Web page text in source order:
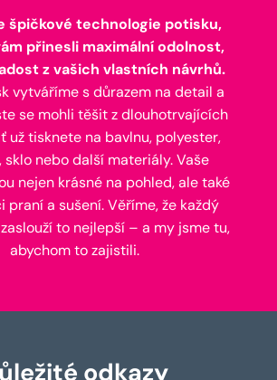
špičkové technologie potisku,
přinesli maximální odolnost,
z vašich vlastních návrhů.
vytváříme s důrazem na detail a
se mohli těšit z dlouhotrvajících
už tisknete na bavlnu, polyester,
sklo nebo další materiály. Vaše
nejen krásné na pohled, ale také
praní a sušení. Věříme, že každý
to nejlepší – a my jsme tu,
abychom to zajistili.
odkazy